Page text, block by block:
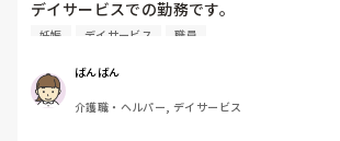
デイサービスでの勤務です。
現在は産休に入っております。
妊娠報告してから、入浴介助は外してくれ
ホールの担当を毎日行っており
なんだかんだで走り回っておりました。
妊娠 デイサービス 職員
ばんばん
介護職・ヘルパー, デイサービス